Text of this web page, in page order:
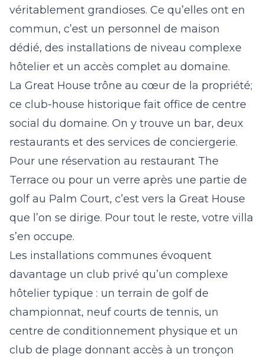
véritablement grandioses. Ce qu’elles ont en
commun, c’est un personnel de maison
dédié, des installations de niveau complexe
hôtelier et un accès complet au domaine.
La Great House trône au cœur de la propriété;
ce club-house historique fait office de centre
social du domaine. On y trouve un bar, deux
restaurants et des services de conciergerie.
Pour une réservation au restaurant The
Terrace ou pour un verre après une partie de
golf au Palm Court, c’est vers la Great House
que l’on se dirige. Pour tout le reste, votre villa
s’en occupe.
Les installations communes évoquent
davantage un club privé qu’un complexe
hôtelier typique : un terrain de golf de
championnat, neuf courts de tennis, un
centre de conditionnement physique et un
club de plage donnant accès à un tronçon